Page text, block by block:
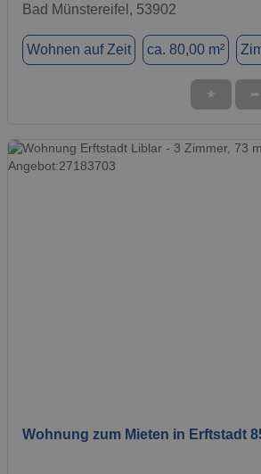
Bad Münstereifel, 53902
Wohnen auf Zeit ca. 80,00 m²
★ ➦
Wohnung zum Mieten in Erftstadt